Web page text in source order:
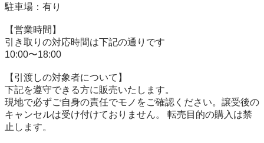
駐車場：有り
【営業時間】
引き取りの対応時間は下記の通りです
10:00〜18:00
【引渡しの対象者について】
下記を遵守できる⽅に販売いたします。
現地で必ずご⾃⾝の責任でモノをご確認ください。譲受後の
キャンセルは受け付けておりません。 転売⽬的の購⼊は禁
⽌します。